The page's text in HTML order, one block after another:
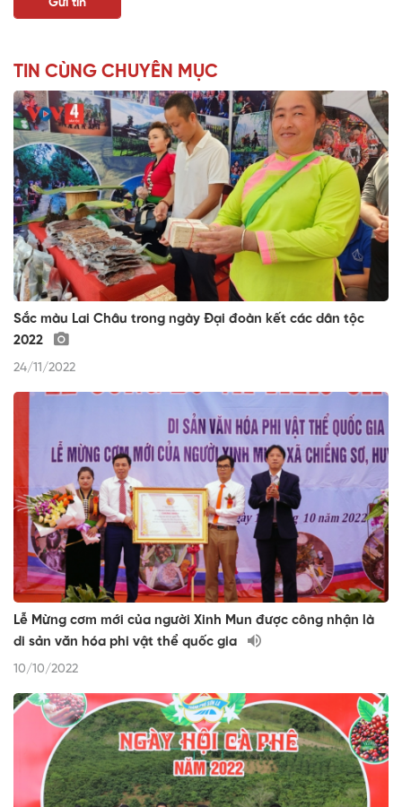
TIN CÙNG CHUYÊN MỤC
Sắc màu Lai Châu trong ngày Đại đoàn kết các dân tộc
2022
24/11/2022
Lễ Mừng cơm mới của người Xinh Mun được công nhận là
di sản văn hóa phi vật thể quốc gia
10/10/2022